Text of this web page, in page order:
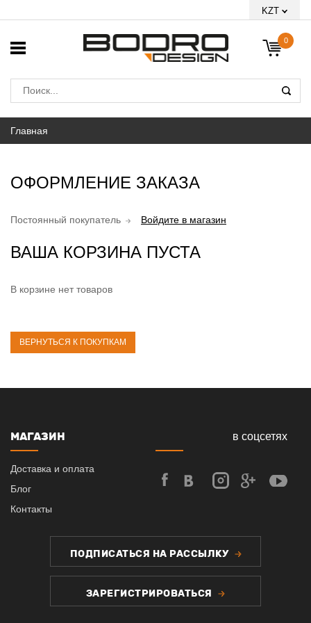
KZT
0
Главная
ОФОРМЛЕНИЕ ЗАКАЗА
Постоянный покупатель Войдите в магазин
ВАША КОРЗИНА ПУСТА
В корзине нет товаров
ВЕРНУТЬСЯ К ПОКУПКАМ
в соцсетях
МАГАЗИН
Доставка и оплата
Блог
Контакты
ПОДПИСАТЬСЯ НА РАССЫЛКУ
ЗАРЕГИСТРИРОВАТЬСЯ